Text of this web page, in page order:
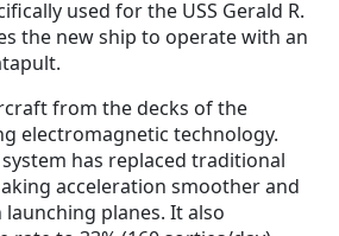
used for the USS Gerald R.
the new ship to operate with an
from the decks of the
electromagnetic technology.
has replaced traditional
acceleration smoother and
planes. It also